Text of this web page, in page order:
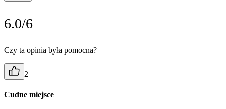
6.0/6
Czy ta opinia była pomocna?
2
Cudne miejsce